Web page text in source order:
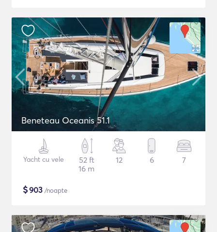
Beneteau Oceanis 51.1
Yacht cu vele
52 ft
16 m
12 6 7
$903 /noapte